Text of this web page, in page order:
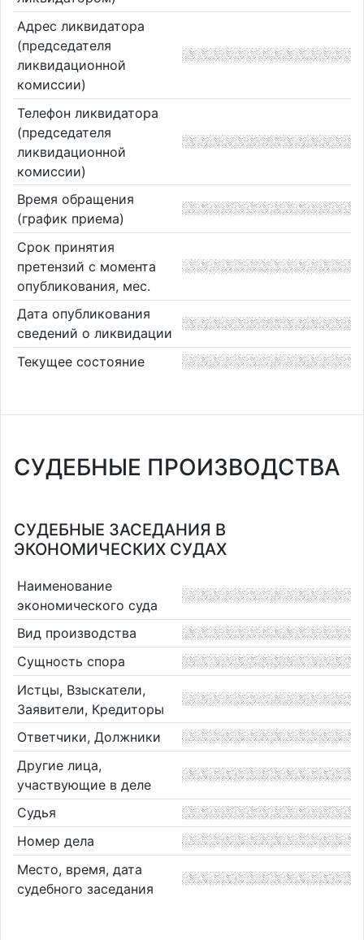
Адрес ликвидатора
(председателя
ликвидационной
комиссии)
Телефон ликвидатора
(председателя
ликвидационной
комиссии)
Время обращения
(график приема)
Срок принятия
претензий с момента
опубликования, мес.
Дата опубликования
сведений о ликвидации
Текущее состояние
СУДЕБНЫЕ ПРОИЗВОДСТВА
СУДЕБНЫЕ ЗАСЕДАНИЯ В
ЭКОНОМИЧЕСКИХ СУДАХ
Наименование
экономического суда
Вид производства
Сущность спора
Истцы, Взыскатели,
Заявители, Кредиторы
Ответчики, Должники
Другие лица,
участвующие в деле
Судья
Номер дела
Место, время, дата
судебного заседания